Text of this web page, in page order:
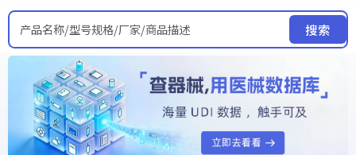
产品名称/型号规格/厂家/商品描述 搜索